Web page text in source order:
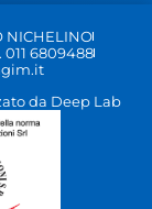
NICHELINO
011 6809488
da Deep Lab